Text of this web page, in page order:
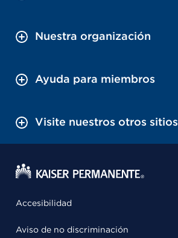
Nuestra organización
Ayuda para miembros
Visite nuestros otros sitios
Accesibilidad
Aviso de no discriminación